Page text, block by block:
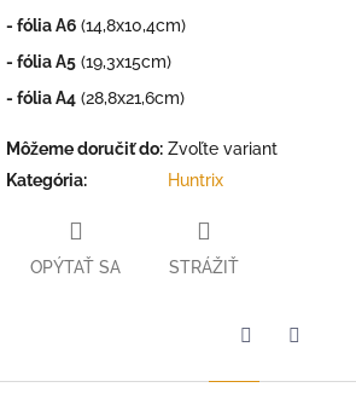
- fólia A6 (14,8x10,4cm)
- fólia A5 (19,3x15cm)
- fólia A4 (28,8x21,6cm)
Môžeme doručiť do: Zvoľte variant
Kategória: Huntrix
OPÝTAŤ SA STRÁŽIŤ